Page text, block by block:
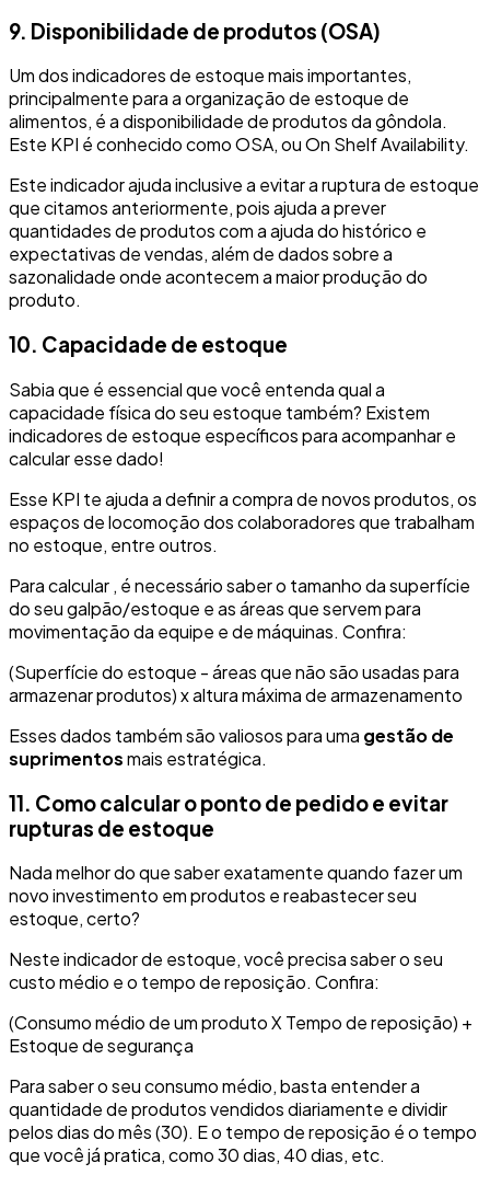
9. Disponibilidade de produtos (OSA)
Um dos indicadores de estoque mais importantes,
principalmente para a organização de estoque de
alimentos, é a disponibilidade de produtos da gôndola.
Este KPI é conhecido como OSA, ou On Shelf Availability.
Este indicador ajuda inclusive a evitar a ruptura de estoque
que citamos anteriormente, pois ajuda a prever
quantidades de produtos com a ajuda do histórico e
expectativas de vendas, além de dados sobre a
sazonalidade onde acontecem a maior produção do
produto.
10. Capacidade de estoque
Sabia que é essencial que você entenda qual a
capacidade física do seu estoque também? Existem
indicadores de estoque específicos para acompanhar e
calcular esse dado!
Esse KPI te ajuda a definir a compra de novos produtos, os
espaços de locomoção dos colaboradores que trabalham
no estoque, entre outros.
Para calcular , é necessário saber o tamanho da superfície
do seu galpão/estoque e as áreas que servem para
movimentação da equipe e de máquinas. Confira:
(Superfície do estoque - áreas que não são usadas para
armazenar produtos) x altura máxima de armazenamento
Esses dados também são valiosos para uma gestão de
suprimentosmais estratégica.
11. Como calcular o ponto de pedido e evitar
rupturas de estoque
Nada melhor do que saber exatamente quando fazer um
novo investimento em produtos e reabastecer seu
estoque, certo?
Neste indicador de estoque, você precisa saber o seu
custo médio e o tempo de reposição. Confira:
(Consumo médio de um produto X Tempo de reposição) +
Estoque de segurança
Para saber o seu consumo médio, basta entender a
quantidade de produtos vendidos diariamente e dividir
pelos dias do mês (30). E o tempo de reposição é o tempo
que você já pratica, como 30 dias, 40 dias, etc.